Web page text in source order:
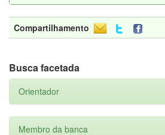
Compartilhamento
Busca facetada
Orientador
Membro da banca